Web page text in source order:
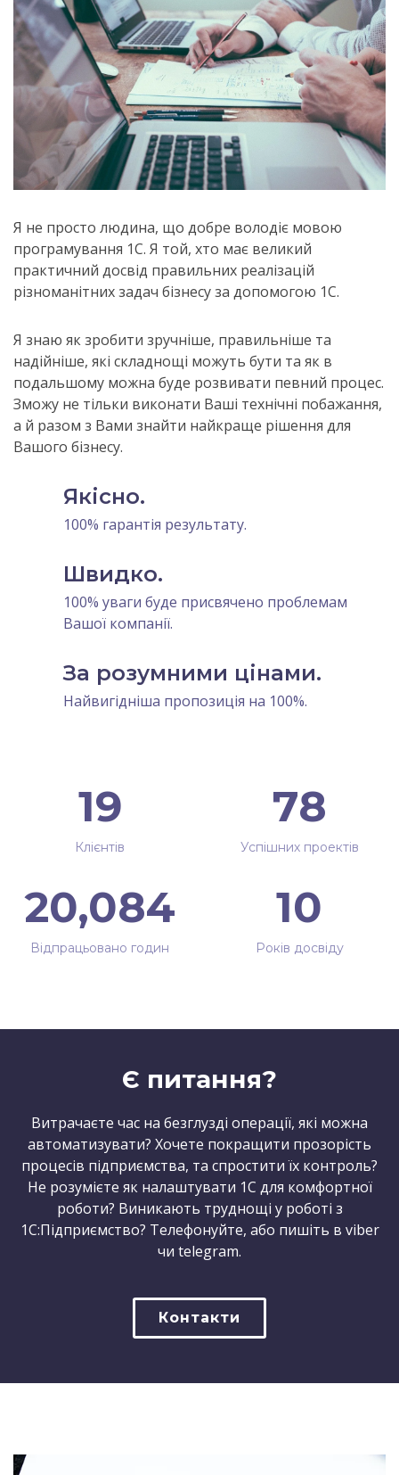
Я не просто людина, що добре володіє мовою
програмування 1С. Я той, хто має великий
практичний досвід правильних реалізацій
різноманітних задач бізнесу за допомогою 1С.
Я знаю як зробити зручніше, правильніше та
надійніше, які складнощі можуть бути та як в
подальшому можна буде розвивати певний процес.
Зможу не тільки виконати Ваші технічні побажання,
а й разом з Вами знайти найкраще рішення для
Вашого бізнесу.
Якісно.
100% гарантія результату.
Швидко.
100% уваги буде присвячено проблемам
Вашої компанії.
За розумними цінами.
Найвигідніша пропозиція на 100%.
25
Клієнтів
102
Успішних проектів
26,220
Відпрацьовано годин
13
Років досвіду
Є питання?
Витрачаєте час на безглузді операції, які можна
автоматизувати? Хочете покращити прозорість
процесів підприємства, та спростити їх контроль?
Не розумієте як налаштувати 1С для комфортної
роботи? Виникають труднощі у роботі з
1С:Підприємство? Телефонуйте, або пишіть в viber
чи telegram.
Контакти